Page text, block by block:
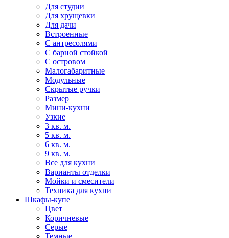
Для студии
Для хрущевки
Для дачи
Встроенные
С антресолями
С барной стойкой
С островом
Малогабаритные
Модульные
Скрытые ручки
Размер
Мини-кухни
Узкие
3 кв. м.
5 кв. м.
6 кв. м.
9 кв. м.
Все для кухни
Варианты отделки
Мойки и смесители
Техника для кухни
Шкафы-купе
Цвет
Коричневые
Серые
Темные